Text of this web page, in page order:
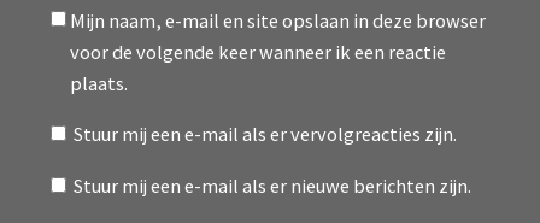
Mijn naam, e-mail en site opslaan in deze browser
voor de volgende keer wanneer ik een reactie
plaats.
Stuur mij een e-mail als er vervolgreacties zijn.
Stuur mij een e-mail als er nieuwe berichten zijn.